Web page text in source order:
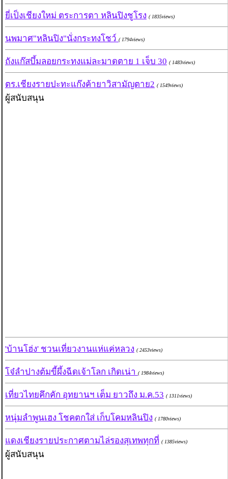
ยี่เป็งเชียงใหม่ ตระการตา หลินปิงชูโรง ( 1835views)
นพมาศ"หลินปิง"นั่งกระทงโชว์ ( 1794views)
ถังแก๊สบึ้มลอยกระทงแม่ละมาดตาย 1 เจ็บ 30 ( 1483views)
ตร.เชียงรายปะทะแก๊งค้ายาวิสามัญตาย2 ( 1549views)
ผู้สนับสนุน
'บ้านโฮ่ง' ชวนเที่ยวงานแห่แค่หลวง ( 2453views)
โจ๋ลำปางต้มขี้ผึ้งฉีดเจ้าโลก เกิดเน่า ( 1984views)
เที่ยวไทยคึกคัก อุทยานฯ เต็ม ยาวถึง ม.ค.53 ( 1311views)
หนุ่มลำพูนเฮง โชคตกใส่ เก็บโคมหลินปิง ( 1780views)
แดงเชียงรายประกาศตามไล่รองสุเทพทุกที่ ( 1385views)
ผู้สนับสนุน